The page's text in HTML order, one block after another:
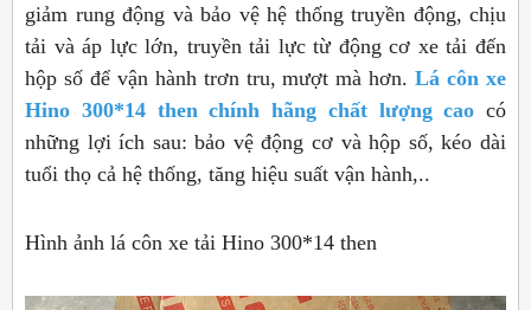
giảm rung động và bảo vệ hệ thống truyền động, chịu
tải và áp lực lớn, truyền tải lực từ động cơ xe tải đến
hộp số để vận hành trơn tru, mượt mà hơn.Lá côn xe
Hino 300*14 then chính hãng chất lượng cao có
những lợi ích sau: bảo vệ động cơ và hộp số, kéo dài
tuổi thọ cả hệ thống, tăng hiệu suất vận hành,..
Hình ảnh lá côn xe tải Hino 300*14 then